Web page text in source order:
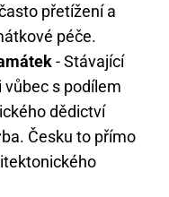
přetížení a
péče.
- Stávající
s podílem
dědictví
Česku to přímo